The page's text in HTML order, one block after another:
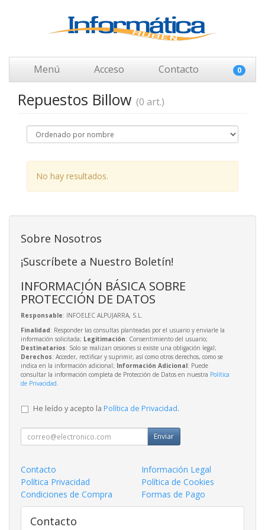
Menú Acceso Contacto 0
Repuestos Billow (0 art.)
No hay resultados.
Sobre Nosotros
¡Suscríbete a Nuestro Boletín!
INFORMACIÓN BÁSICA SOBRE
PROTECCIÓN DE DATOS
Responsable: INFOELEC ALPUJARRA, S.L.
Finalidad: Responder las consultas planteadas por el usuario y enviarle la
información solicitada; Legitimación: Consentimiento del usuario;
Destinatarios: Solo se realizan cesiones si existe una obligación legal;
Derechos: Acceder, rectificar y suprimir, así como otros derechos, como se
indica en la información adicional; Información Adicional: Puede
consultar la información completa de Protección de Datos en nuestra Política
de Privacidad.
He leído y acepto la Política de Privacidad.
Enviar
Contacto
Información Legal
Política Privacidad
Política de Cookies
Condiciones de Compra
Formas de Pago
Contacto